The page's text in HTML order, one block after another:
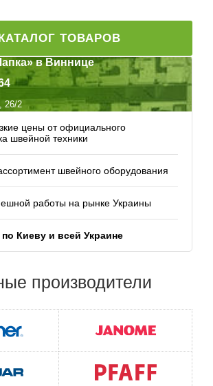
ТОВАРОВ
в Виннице
26/2
цены от официального
швейной техники
швейного оборудования
работы на рынке Украины
по Киеву и всей Украине
производители